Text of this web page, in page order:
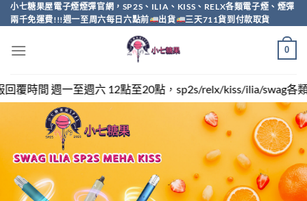
Skip
to
小七糖果屋電子煙煙彈官網，SP2S、ILIA、KISS、RELX各類電子煙、煙彈
兩千免運費!!!週一至周六每日六點前
出貨 三天711貨到付款取貨
0
至20點，sp2s/relx/kiss/ilia/swag各類電子煙煙彈買越多越便